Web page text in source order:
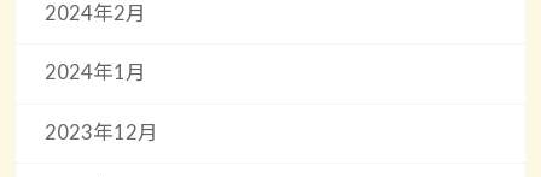
2024年2月
2024年1月
2023年12月